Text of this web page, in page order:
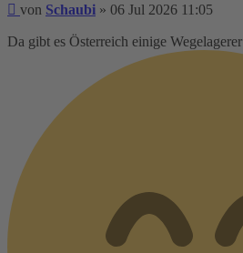
Beitrag
von Schaubi » 06 Jul 2026 11:05
Da gibt es Österreich einige Wegelagerer